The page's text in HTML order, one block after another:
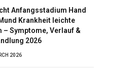
Anfangsstadium Hand
Krankheit leichte
– Symptome, Verlauf &
2026
2026